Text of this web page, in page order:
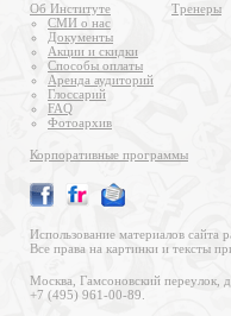
Об Институте
СМИ о нас
Документы
Акции и скидки
Способы оплаты
Аренда аудиторий
Глоссарий
FAQ
Фотоархив
Тренеры
Корпоративные программы
Использование материалов сайта
Все права на картинки и тексты
Москва, Гамсоновский переулок,
+7 (495) 961-00-89.